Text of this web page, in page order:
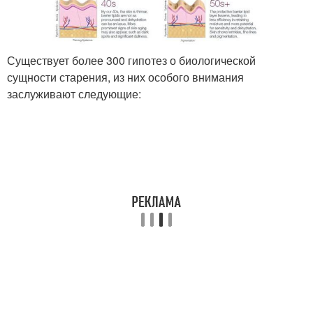
Существует более 300 гипотез о биологической
сущности старения, из них особого внимания
заслуживают следующие: